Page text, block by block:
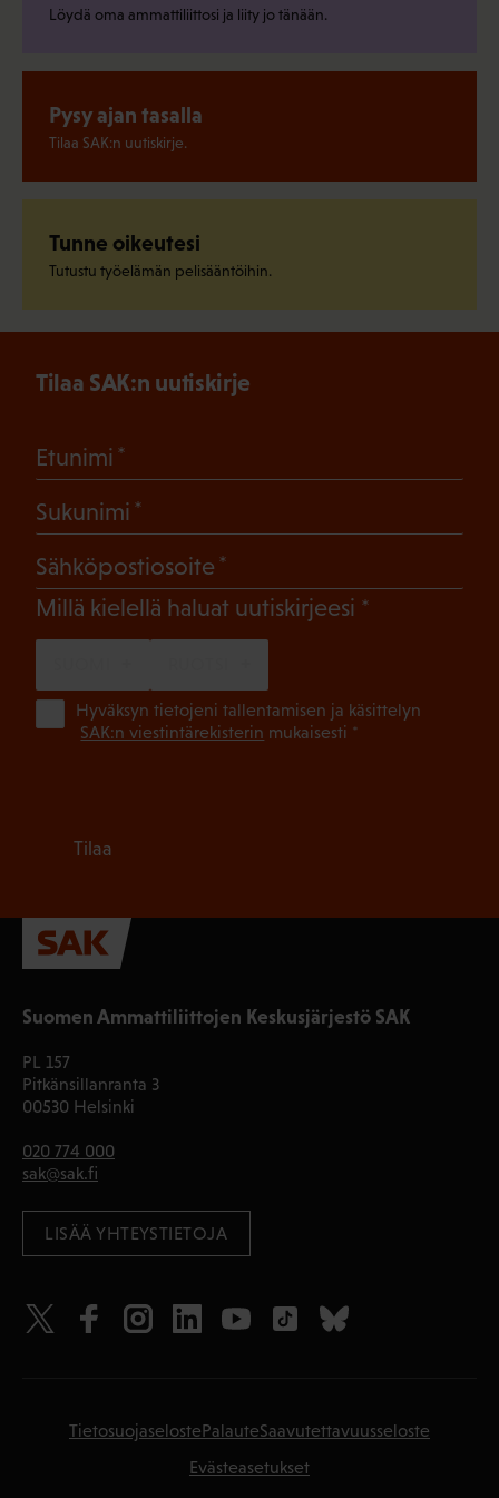
Löydä oma ammattiliittosi ja liity jo tänään.
Pysy ajan tasalla
Tilaa SAK:n uutiskirje.
Tunne oikeutesi
Tutustu työelämän pelisääntöihin.
Suomen Ammattiliittojen Keskusjärjestö SAK
PL 157
Pitkänsillanranta 3
00530 Helsinki
020 774 000
sak@sak.fi
LISÄÄ YHTEYSTIETOJA
Tilaa SAK:n uutiskirje
Etunimi
Sukunimi
Sähköpostiosoite
Millä kielellä haluat uutiskirjeesi (Pakollinen)
Hyväksyn tietojeni tallentamisen ja käsittelyn
SAK:n viestintärekisterin mukaisesti *
Tilaa
TietosuojaselostePalauteSaavutettavuusseloste
Evästeasetukset